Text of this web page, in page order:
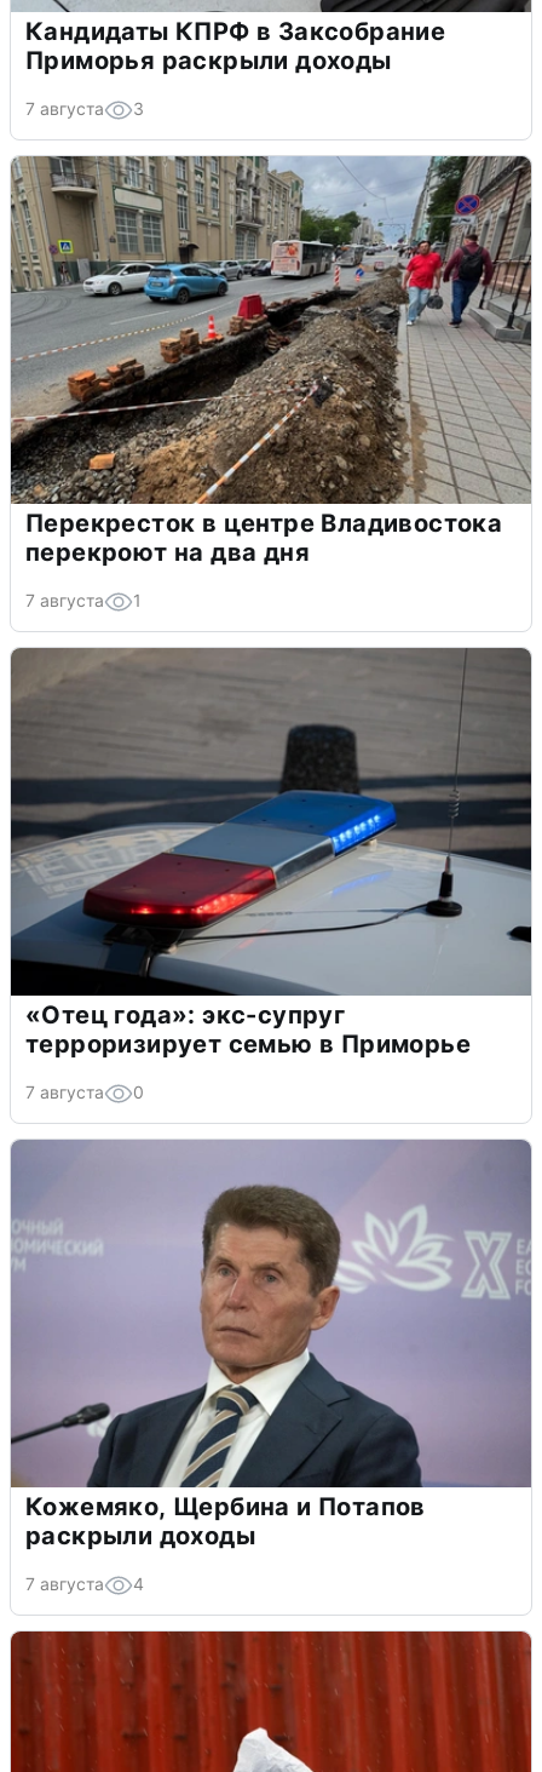
Кандидаты КПРФ в Заксобрание
Приморья раскрыли доходы
7 августа 3
Перекресток в центре Владивостока
перекроют на два дня
7 августа 1
«Отец года»: экс-супруг
терроризирует семью в Приморье
7 августа 0
Кожемяко, Щербина и Потапов
раскрыли доходы
7 августа 4